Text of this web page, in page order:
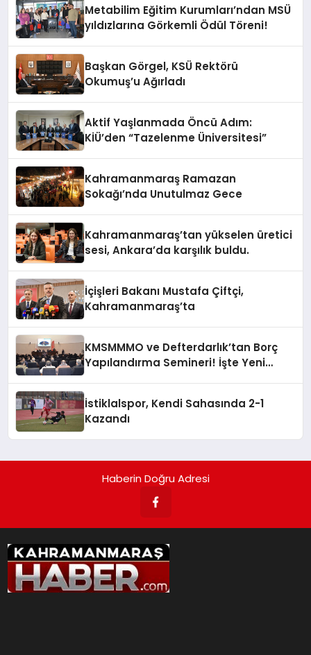
Metabilim Eğitim Kurumları’ndan MSÜ
yıldızlarına Görkemli Ödül Töreni!
Başkan Görgel, KSÜ Rektörü
Okumuş’u Ağırladı
Aktif Yaşlanmada Öncü Adım:
KİÜ’den “Tazelenme Üniversitesi”
Kahramanmaraş Ramazan
Sokağı’nda Unutulmaz Gece
Kahramanmaraş’tan yükselen üretici
sesi, Ankara’da karşılık buldu.
İçişleri Bakanı Mustafa Çiftçi,
Kahramanmaraş’ta
KMSMMMO ve Defterdarlık’tan Borç
Yapılandırma Semineri! İşte Yeni
İstiklalspor, Kendi Sahasında 2-1
Kazandı
Haberin Doğru Adresi